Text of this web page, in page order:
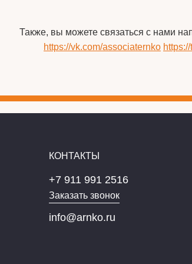
Также, вы можете связаться с нами
https://vk.com/associaternko
КОНТАКТЫ
+7 911 991 2516
Заказать звонок
info@arnko.ru